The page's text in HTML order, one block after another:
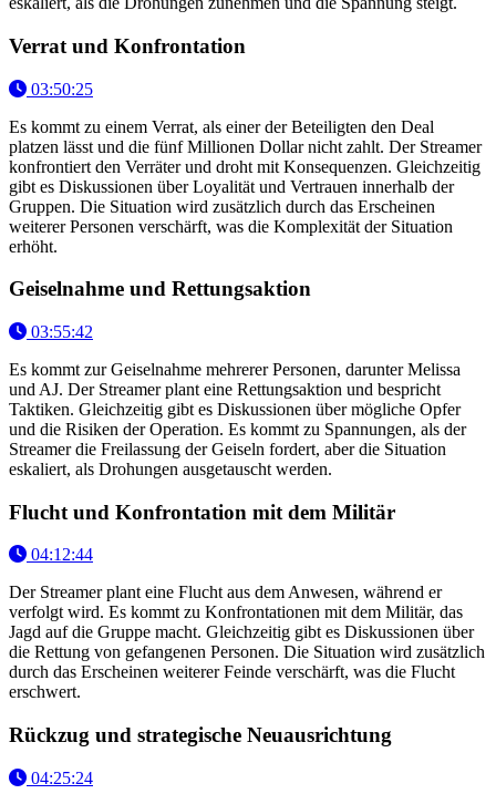
Verrat und Konfrontation
03:50:25
Es kommt zu einem Verrat, als einer der Beteiligten den Deal
platzen lässt und die fünf Millionen Dollar nicht zahlt. Der Streamer
konfrontiert den Verräter und droht mit Konsequenzen. Gleichzeitig
gibt es Diskussionen über Loyalität und Vertrauen innerhalb der
Gruppen. Die Situation wird zusätzlich durch das Erscheinen
weiterer Personen verschärft, was die Komplexität der Situation
erhöht.
Geiselnahme und Rettungsaktion
03:55:42
Es kommt zur Geiselnahme mehrerer Personen, darunter Melissa
und AJ. Der Streamer plant eine Rettungsaktion und bespricht
Taktiken. Gleichzeitig gibt es Diskussionen über mögliche Opfer
und die Risiken der Operation. Es kommt zu Spannungen, als der
Streamer die Freilassung der Geiseln fordert, aber die Situation
eskaliert, als Drohungen ausgetauscht werden.
Flucht und Konfrontation mit dem Militär
04:12:44
Der Streamer plant eine Flucht aus dem Anwesen, während er
verfolgt wird. Es kommt zu Konfrontationen mit dem Militär, das
Jagd auf die Gruppe macht. Gleichzeitig gibt es Diskussionen über
die Rettung von gefangenen Personen. Die Situation wird zusätzlich
durch das Erscheinen weiterer Feinde verschärft, was die Flucht
erschwert.
Rückzug und strategische Neuausrichtung
04:25:24